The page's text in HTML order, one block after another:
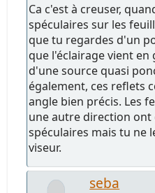
Ca c'est à creuser,
spéculaires sur les
que tu regardes d'un
que l'éclairage vient
d'une source quasi
également, ces reflets
angle bien précis. Les
une autre direction
spéculaires mais tu ne
viseur.
seba